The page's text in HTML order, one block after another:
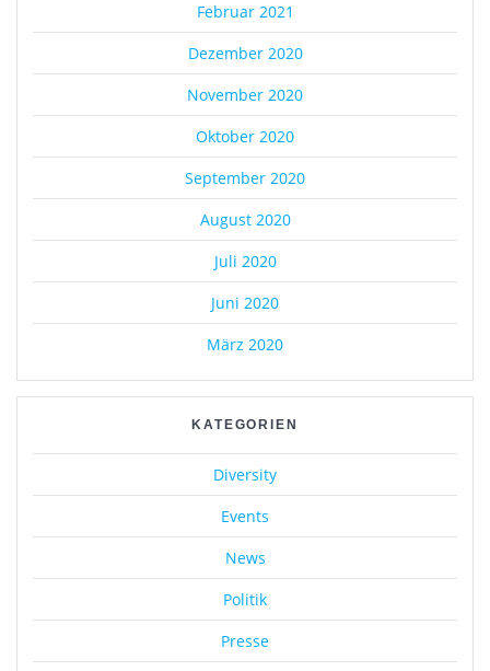
Februar 2021
Dezember 2020
November 2020
Oktober 2020
September 2020
August 2020
Juli 2020
Juni 2020
März 2020
KATEGORIEN
Diversity
Events
News
Politik
Presse